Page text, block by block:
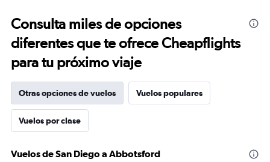
Consulta miles de opciones
diferentes que te ofrece Cheapflights
para tu próximo viaje
Otras opciones de vuelos Vuelos populares
Vuelos por clase
Vuelos de San Diego a Abbotsford